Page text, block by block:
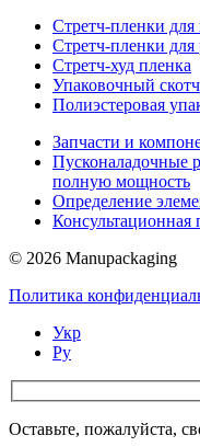
Стретч-пленки
Стретч-пленки
Стретч-худ пленка
Упаковочный скотч
Полиэстеровая
Запчасти и
Пусконаладочные
полную мощность
Определение
© 2026 Manupackaging
Политика
Укр
Ру
Оставьте, пожалуйста,